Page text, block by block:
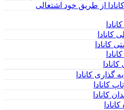
از طریق خود اشتغالی
کانادا
کانادا
گذاری کانادا
کانادا
کانادا